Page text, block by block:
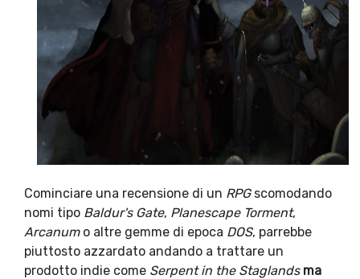
Cominciare una recensione di un RPGscomodando
nomi tipo Baldur's Gate, Planescape Torment,
Arcanumo altre gemme di epoca DOS, parrebbe
piuttosto azzardato andando a trattare un
prodotto indie come Serpent in the Staglands ma